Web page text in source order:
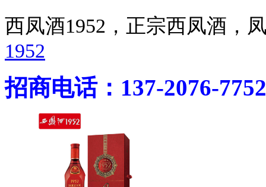
西凤酒1952，正宗西凤酒
1952
招商电话：137-2076-7752